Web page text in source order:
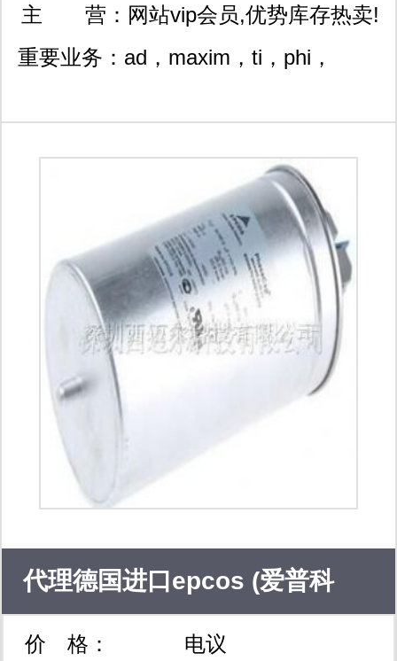
2号和盛嘉业大厦10层1009
室
主 营： 网站vip会员,优势库存热卖!
重要业务：ad，maxim，ti，phi，
代理德国进口epcos (爱普科
斯)mkk440-d-28.1-02电容器
价 格： 电议